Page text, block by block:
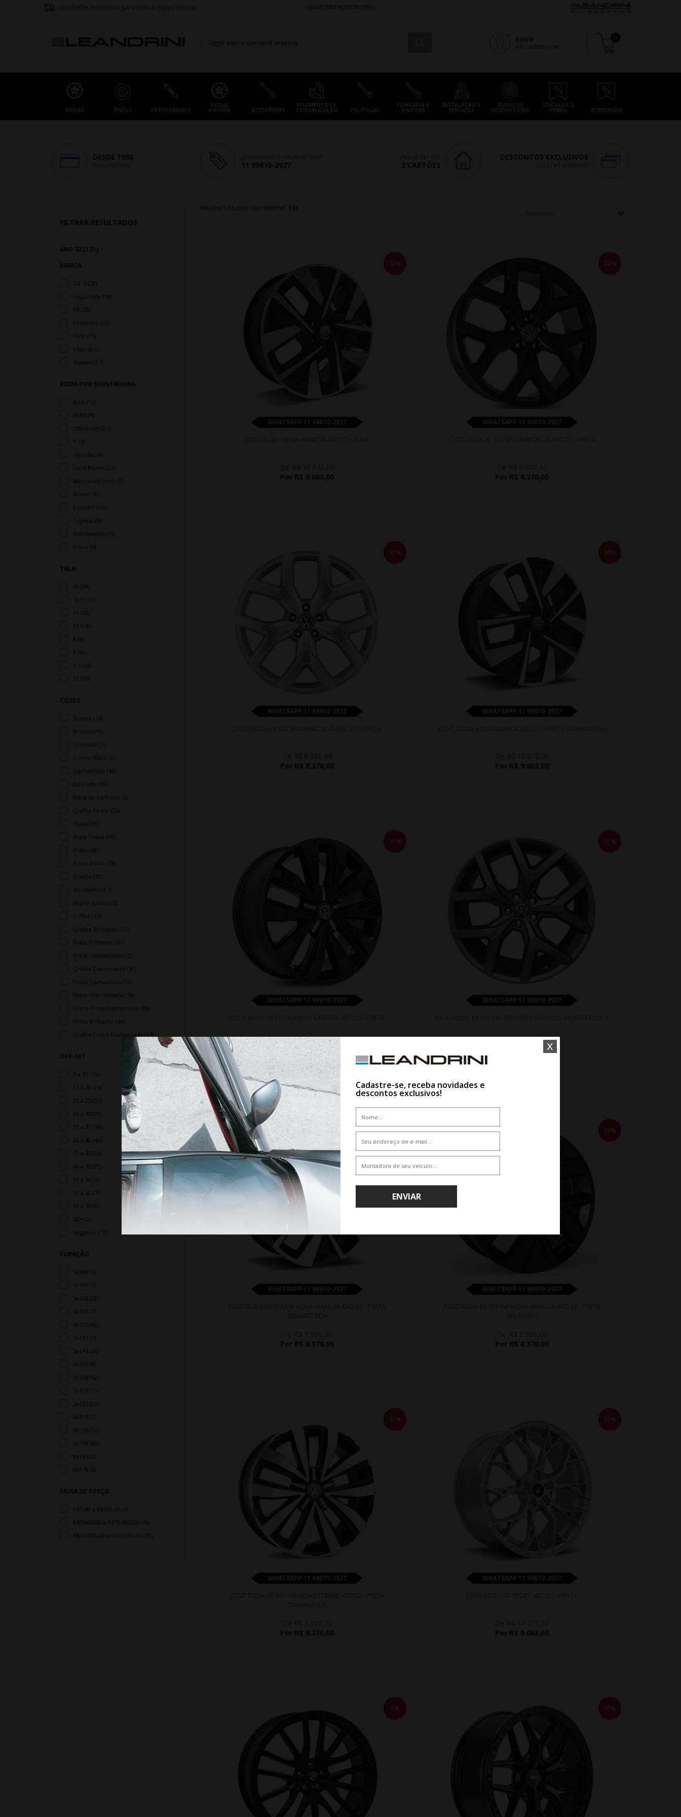
Entre
ou cadastre-se
RODAS PNEUS PERFORMANCE
RODAS
VOSSEN ACESSÓRIOS
POLIMENTOS E
CRISTALIZAÇÃO PELÍCULAS
FUNILARIA E
PINTURA
INSTALAÇÃO E
SERVIÇOS
SERVIÇOS
NOSSAS LOJAS
VEÍCULOS À
VENDA BLINDAGEM
DESDE 1983
11 99610-2927 2 CARTÕES
DESCONTOS EXCLUSIVOS
FILTRAR RESULTADOS
ARO 22 (131)
MARCA
GT-7 (28)
Importada (19)
KR (29)
Presenza (12)
RAW (25)
Vittoria (1)
Vossen (17)
RODA POR MONTADORA
Audi (12)
BMW (4)
Chevrolet (21)
H (4)
Hyundai (4)
Land Rover (27)
Mercedes Benz (2)
Nissan (4)
Porsche (13)
Toyota (28)
Volkswagen (13)
Volvo (4)
TALA
10 (29)
10.5 (12)
11 (10)
11,5 (8)
8 (4)
9.5 (24)
12 (10)
CORES
Branca (16)
Bronze (18)
Cromada (1)
Cromo Black (2)
Diamantada (45)
Dourada (16)
Fibra de Carbono (2)
Grafite Fosco (20)
Prata (28)
Prata Fosco (16)
Preto (68)
Preto Fosco (28)
Grafite (29)
Vermelho (17)
Hyper Gloss (17)
Coffee (15)
Grafite Brilhante (21)
Prata Brilhante (27)
Prata Diamantada (17)
Grafite Diamantada (30)
Preta Diamantada (56)
Hyper Diamantada (16)
Fosco Preta Diamantada (18)
Preta Brilhante (44)
Grafite Fosco Diamantada (17)
OFF-SET
0 a 10 (15)
11 a 20 (24)
21 a 25 (37)
26 a 30 (35)
31 a 35 (18)
36 a 40 (44)
41 a 45 (55)
46 a 50 (21)
51 a 54 (7)
55 a 60 (7)
61 a 70 (8)
70+ (2)
Negativo (12)
FURAÇÃO
5x100 (1)
5x105 (1)
5x108 (38)
5x110 (7)
5x112 (42)
5x113 (5)
5x114 (26)
5x115 (6)
5x120 (52)
5x127 (11)
5x130 (23)
6x114 (7)
6x135 (12)
6x139 (42)
8x165 (3)
8x170 (3)
FAIXA DE PREÇO
R$0,00 a R$100,00 (1)
R$5.000,00 a R$10.000,00 (78)
R$10.000,00 a R$15.000,00 (33)
131
WHATSAPP 11 99610-2927
Por R$ 9.063,00
WHATSAPP 11 99610-2927
Por R$ 8.370,00
WHATSAPP 11 99610-2927
Por R$ 8.370,00
WHATSAPP 11 99610-2927
Por R$ 9.063,00
WHATSAPP 11 99610-2927
De R$ 9.300,00
Por R$ 8.370,00
WHATSAPP 11 99610-2927
Por R$ 8.370,00
WHATSAPP 11 99610-2927
10%
Por R$ 8.370,00
WHATSAPP 11 99610-2927
10%
Por R$ 8.370,00
WHATSAPP 11 99610-2927
Por R$ 8.370,00
WHATSAPP 11 99610-2927
Por R$ 9.063,00
x
Cadastre-se, receba novidades e
descontos exclusivos!
ENVIAR